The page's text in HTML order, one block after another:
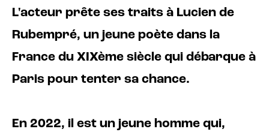
L'acteur prête ses traits à Lucien de
Rubempré, un jeune poète dans la
France du XIXème siècle qui débarque à
Paris pour tenter sa chance.
En 2022, il est un jeune homme qui,